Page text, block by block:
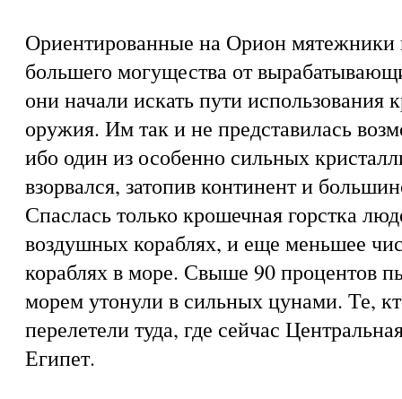
Ориентированные на Орион мятежники
большего могущества от
они начали искать пути использования
оружия. Им так и не представилась
ибо один из особенно сильных
взорвался, затопив континент и
Спаслась только крошечная горстка
воздушных кораблях, и еще меньшее
кораблях в море. Свыше 90 процентов
морем утонули в сильных цунами. Те,
перелетели туда, где сейчас
Египет.